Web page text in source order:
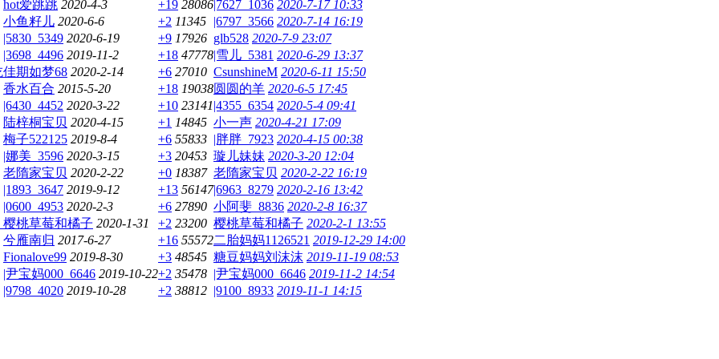
hot爱跳跳 2020-4-3 +19 28086 |7627_1036 2020-7-17 10:33
小鱼籽儿 2020-6-6 +2 11345 |6797_3566 2020-7-14 16:19
|5830_5349 2020-6-19 +9 17926 glb528 2020-7-9 23:07
|3698_4496 2019-11-2 +18 47778|雪儿_5381 2020-6-29 13:37
佳期如梦68 2020-2-14 +6 27010 CsunshineM 2020-6-11 15:50
香水百合 2015-5-20 +18 19038圆圆的羊 2020-6-5 17:45
|6430_4452 2020-3-22 +10 23141|4355_6354 2020-5-4 09:41
陆梓桐宝贝 2020-4-15 +1 14845 小一声 2020-4-21 17:09
梅子522125 2019-8-4 +6 55833 |胖胖_7923 2020-4-15 00:38
|娜美_3596 2020-3-15 +3 20453 璇儿妹妹 2020-3-20 12:04
老隋家宝贝 2020-2-22 +0 18387 老隋家宝贝 2020-2-22 16:19
|1893_3647 2019-9-12 +13 56147|6963_8279 2020-2-16 13:42
|0600_4953 2020-2-3 +6 27890 小阿斐_8836 2020-2-8 16:37
樱桃草莓和橘子 2020-1-31 +2 23200 樱桃草莓和橘子 2020-2-1 13:55
兮雁南归 2017-6-27 +16 55572二胎妈妈1126521 2019-12-29 14:00
Fionalove99 2019-8-30 +3 48545 糖豆妈妈刘沫沫 2019-11-19 08:53
|尹宝妈000_6646 2019-10-22+2 35478 |尹宝妈000_6646 2019-11-2 14:54
|9798_4020 2019-10-28 +2 38812 |9100_8933 2019-11-1 14:15